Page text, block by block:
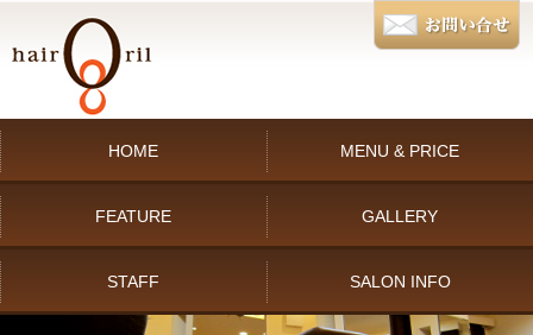
HOME MENU & PRICE
FEATURE GALLERY
STAFF SALON INFO